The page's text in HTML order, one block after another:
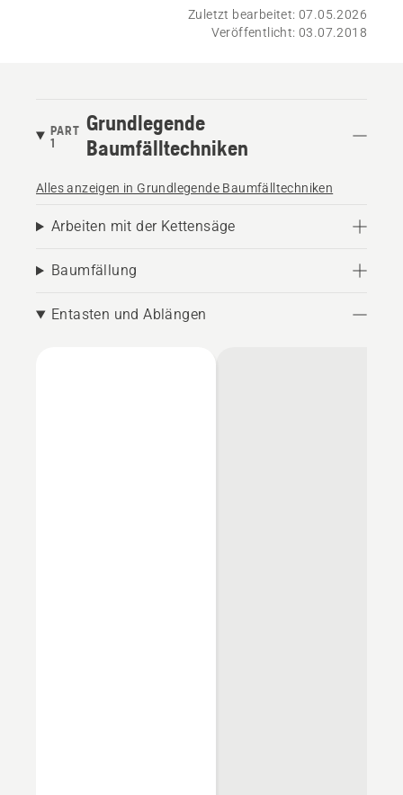
Zuletzt bearbeitet: 07.05.2026
Veröffentlicht: 03.07.2018
PART
1
Grundlegende
Baumfälltechniken
Alles anzeigen in Grundlegende Baumfälltechniken
Arbeiten mit der Kettensäge
Baumfällung
Entasten und Ablängen